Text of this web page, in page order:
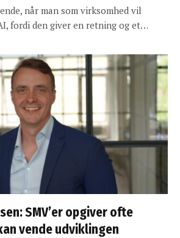
når man som virksomhed vil
fordi den giver en retning og et…
SMV’er opgiver ofte
vende udviklingen